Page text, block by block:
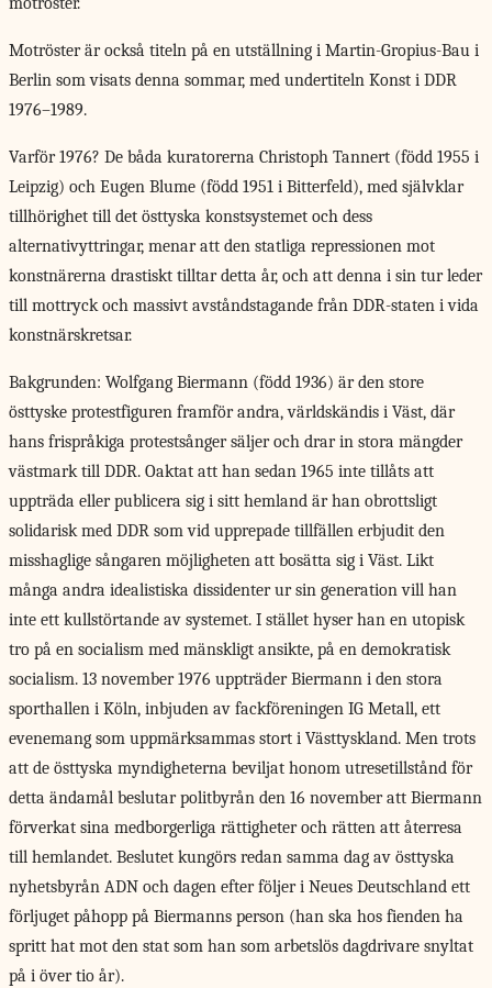
Motröster är också titeln på en utställning i Martin-Gropius-Bau i
Berlin som visats denna sommar, med undertiteln Konst i DDR
1976–1989.
Varför 1976? De båda kuratorerna Christoph Tannert (född 1955 i
Leipzig) och Eugen Blume (född 1951 i Bitterfeld), med självklar
tillhörighet till det östtyska konstsystemet och dess
alternativyttringar, menar att den statliga repressionen mot
konstnärerna drastiskt tilltar detta år, och att denna i sin tur leder
till mottryck och massivt avståndstagande från DDR-­staten i vida
konstnärskretsar.
Bakgrunden: Wolfgang Biermann (född 1936) är den store
östtyske protestfiguren framför andra, världskändis i Väst, där
hans frispråkiga protestsånger säljer och drar in stora mängder
västmark till DDR. Oaktat att han sedan 1965 inte tillåts att
uppträda eller publicera sig i sitt hemland är han obrottsligt
solidarisk med DDR som vid upprepade tillfällen erbjudit den
misshaglige sångaren möjligheten att bosätta sig i Väst. Likt
många andra idealistiska dissidenter ur sin generation vill han
inte ett kullstörtande av systemet. I stället hyser han en utopisk
tro på en socialism med mänskligt ansikte, på en demokratisk
socialism. 13 november 1976 uppträder Biermann i den stora
sporthallen i Köln, inbjuden av fackföreningen IG Metall, ett
evenemang som uppmärksammas stort i Västtyskland. Men trots
att de östtyska myndigheterna beviljat honom utresetillstånd för
detta ändamål beslutar politbyrån den 16 november att Biermann
förverkat sina medborgerliga rättigheter och rätten att återresa
till hemlandet. Beslutet kungörs redan samma dag av östtyska
nyhetsbyrån ADN och dagen ­efter följer i Neues Deutschland ett
förljuget påhopp på Biermanns person (han ska hos fienden ha
spritt hat mot den stat som han som arbetslös dagdrivare snyltat
på i över tio år).